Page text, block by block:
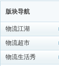
物 » ›
版块导航
物流江湖
物流超市
物流生活秀